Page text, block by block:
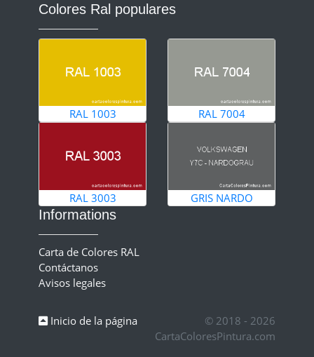
Colores Ral populares
RAL 1003 RAL 7004
RAL 3003 GRIS NARDO
Informations
Carta de Colores RAL
Contáctanos
Avisos legales
Inicio de la página
© 2018 - 2026
CartaColoresPintura.com